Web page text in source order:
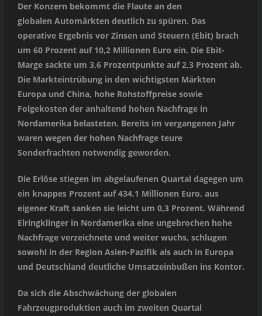
Der Konzern bekommt die Flaute an den
globalen Automärkten deutlich zu spüren. Das
operative Ergebnis vor Zinsen und Steuern (Ebit) brach
um 60 Prozent auf 10,2 Millionen Euro ein. Die Ebit-
Marge sackte um 3,6 Prozentpunkte auf 2,3 Prozent ab.
Die Markteintrübung in den wichtigsten Märkten
Europa und China, hohe Rohstoffpreise sowie
Folgekosten der anhaltend hohen Nachfrage in
Nordamerika belasteten. Bereits im vergangenen Jahr
waren wegen der hohen Nachfrage teure
Sonderfrachten notwendig geworden.
Die Erlöse stiegen im abgelaufenen Quartal dagegen um
ein knappes Prozent auf 434,1 Millionen Euro, aus
eigener Kraft sanken sie leicht um 0,3 Prozent. Während
Elringklinger in Nordamerika eine ungebrochen hohe
Nachfrage verzeichnete und weiter wuchs, schlugen
sowohl in der Region Asien-Pazifik als auch in Europa
und Deutschland deutliche Umsatzeinbußen ins Kontor.
Da sich die Abschwächung der globalen
Fahrzeugproduktion auch im zweiten Quartal